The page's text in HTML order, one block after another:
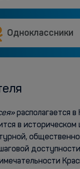
Одноклассники
располагается в
в историческом